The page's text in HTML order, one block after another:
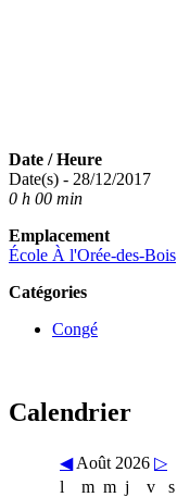
Date / Heure
Date(s) - 28/12/2017
0 h 00 min
Emplacement
École À l'Orée-des-Bois
Catégories
Congé
Calendrier
◀ Août 2026 ▷
l
m m j v s